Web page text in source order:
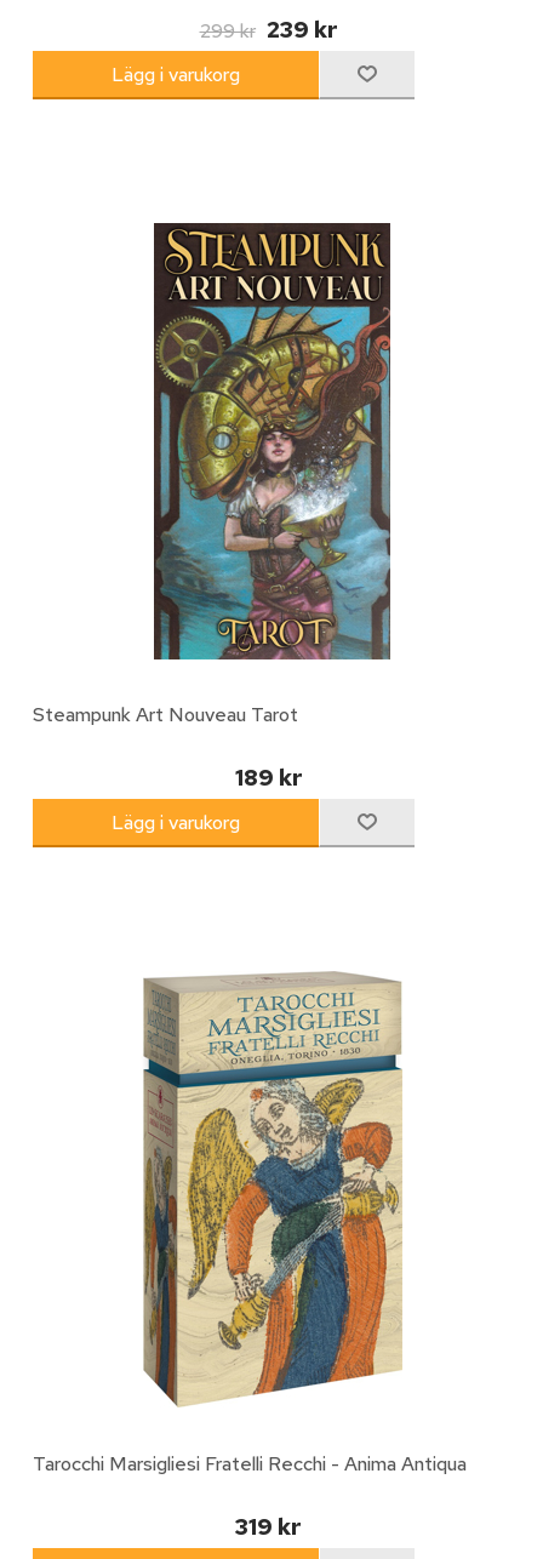
299 kr 239 kr
Steampunk Art Nouveau Tarot
189 kr
Tarocchi Marsigliesi Fratelli Recchi - Anima Antiqua
319 kr